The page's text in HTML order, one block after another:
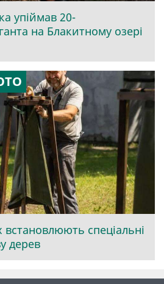
упіймав 20-
на Блакитному озері
встановлюють спеціальні
дерев